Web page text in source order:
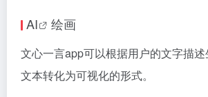
AI 绘画
文心一言app可以根据用户的文字描
文本转化为可视化的形式。